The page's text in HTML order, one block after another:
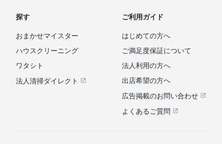
探す
おまかせマイスター
ハウスクリーニング
ワタシト
法人清掃ダイレクト
ご利用ガイド
はじめての方へ
ご満足度保証について
法人利用の方へ
出店希望の方へ
広告掲載のお問い合わせ
よくあるご質問